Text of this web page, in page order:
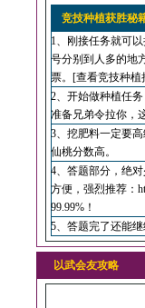
竞技种植获胜秘
1、刚接任务就可
号分别到人多的地
票。[查看竞技种植
2、开始做种植任
准备兄弟令拉你，
3、挖肥料一定要
仙桃分数高。
4、答题部分，绝
方便，强烈推荐：
99.99%！
5、答题完了还能
以武会友攻略